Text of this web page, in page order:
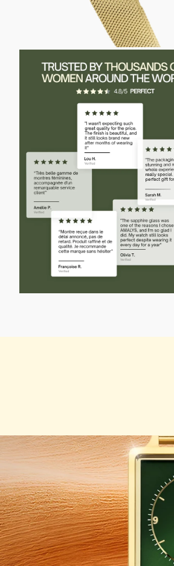
INZOOMEN
DE
AFBEELDING